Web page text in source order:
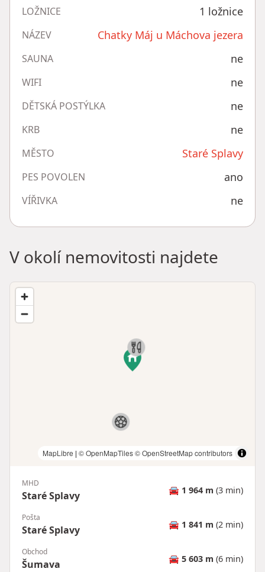
LOŽNICE 1 ložnice
NÁZEV Chatky Máj u Máchova jezera
SAUNA ne
WIFI ne
DĚTSKÁ POSTÝLKA ne
KRB ne
MĚSTO Staré Splavy
PES POVOLEN ano
VÍŘIVKA ne
V okolí nemovitosti najdete
MapLibre | © OpenMapTiles© OpenStreetMap contributors
MHD
Staré Splavy 🚘 1 964 m (3 min)
Pošta
Staré Splavy 🚘 1 841 m (2 min)
Obchod
Šumava 🚘 5 603 m (6 min)